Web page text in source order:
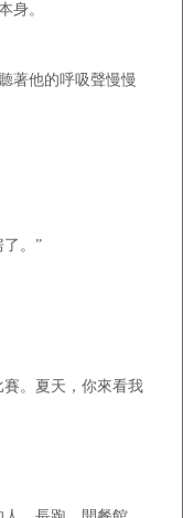
身。
著他的呼吸聲慢慢
。”
。夏天，你來看我